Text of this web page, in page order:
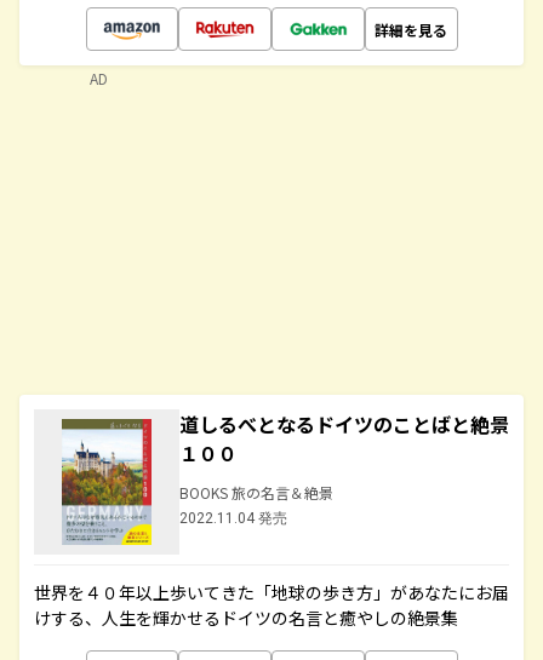
詳細を見る
道しるべとなるドイツのことばと絶景
１００
BOOKS 旅の名言＆絶景
2022.11.04 発売
世界を４０年以上歩いてきた「地球の歩き方」があなたにお届
けする、人生を輝かせるドイツの名言と癒やしの絶景集
AD